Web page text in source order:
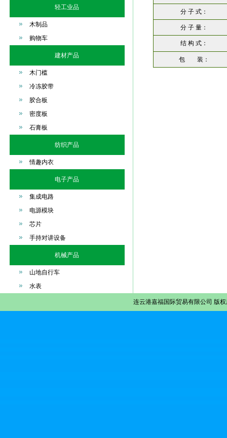
轻工业品
木制品
购物车
建材产品
木门槛
冷冻胶带
胶合板
密度板
石膏板
纺织产品
情趣内衣
电子产品
集成电路
电源模块
芯片
手持对讲设备
机械产品
山地自行车
水表
分 子 式：
分 子 量：
结 构 式：
包 装：
连云港嘉福国际贸易有限公司 版